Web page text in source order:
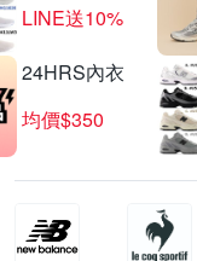
LINE送10%
24HRS內衣
均價$350